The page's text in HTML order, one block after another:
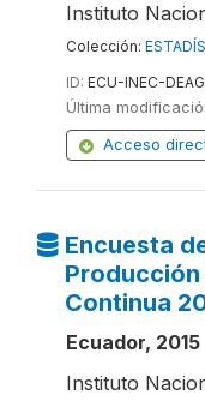
Instituto
Colección:
ID: ECU-INEC-
Última
Acceso
Encuesta
Continua
Ecuador, 2015
Instituto